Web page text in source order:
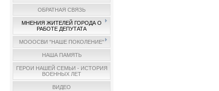
ОБРАТНАЯ СВЯЗЬ
МНЕНИЯ ЖИТЕЛЕЙ ГОРОДА О
РАБОТЕ ДЕПУТАТА
МОООСВИ "НАШЕ ПОКОЛЕНИЕ"
НАША ПАМЯТЬ
ГЕРОИ НАШЕЙ СЕМЬИ - ИСТОРИЯ
ВОЕННЫХ ЛЕТ
ВИДЕО